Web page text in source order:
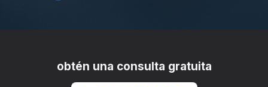
obtén una consulta gratuita